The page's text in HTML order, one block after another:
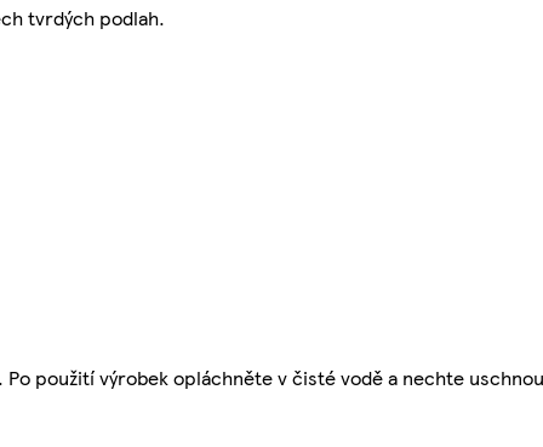
tvrdých podlah.
použití výrobek opláchněte v čisté vodě a nechte